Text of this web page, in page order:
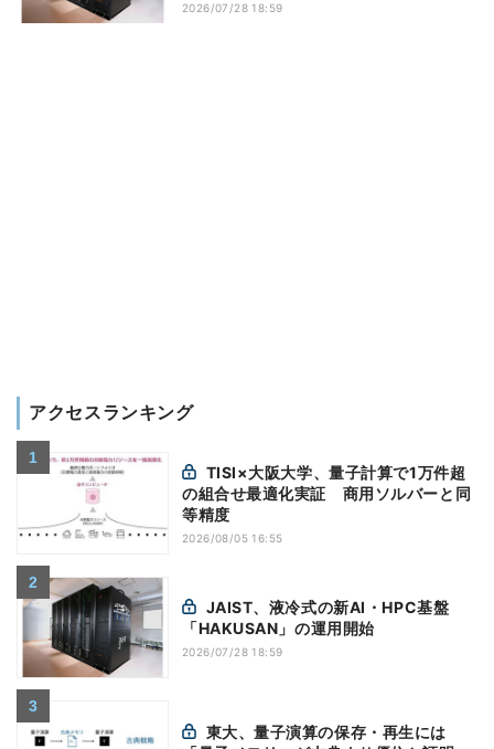
2026/07/28 18:59
アクセスランキング
の組合せ最適化実証 商用ソルバーと同
等精度
2026/08/05 16:55
「HAKUSAN」の運用開始
2026/07/28 18:59